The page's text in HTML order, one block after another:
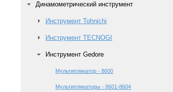
Динамометрический инструмент
Инструмент Tohnichi
Инструмент TECNOGI
Инструмент Gedore
Мультипликатор - 8600
Мультипликаторы - 8601-8604